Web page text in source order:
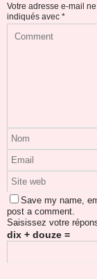
Votre adresse e-mail
indiqués avec *
Save my name,
post a comment.
Saisissez votre
dix + douze =